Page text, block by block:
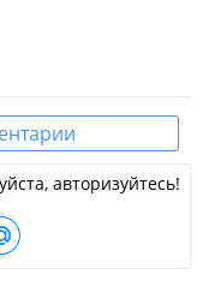
авторизуйтесь!